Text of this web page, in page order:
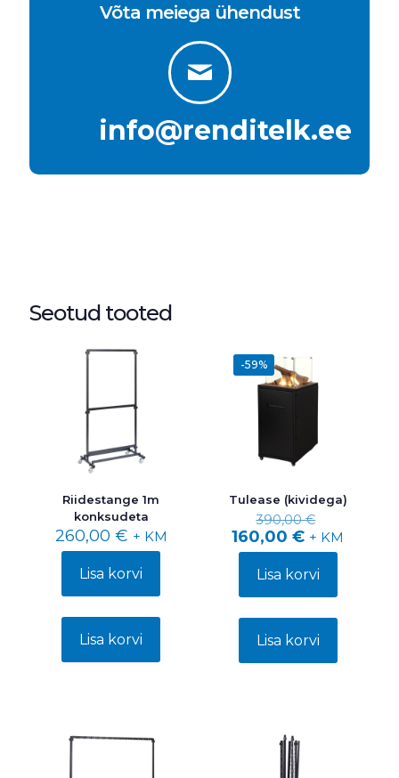
Võta meiega ühendust
info@renditelk.ee
Seotud tooted
Riidestange 1m
konksudeta
260,00 € + KM
Lisa korvi
Lisa korvi
-59%
Tulease (kividega)
390,00€
hind
oli:
160,00€Praegune
hind
on:
+ KM
Lisa korvi
Lisa korvi